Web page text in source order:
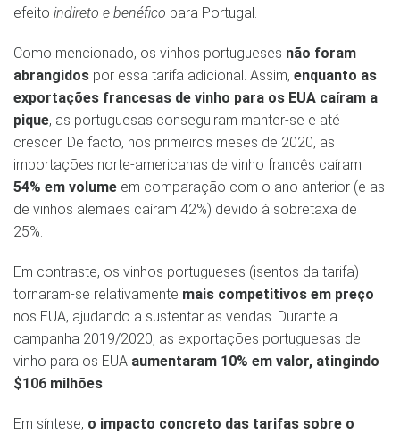
efeito indireto e benéfico para Portugal.
Como mencionado, os vinhos portugueses não foram
abrangidos por essa tarifa adicional​. Assim, enquanto as
exportações francesas de vinho para os EUA caíram a
pique, as portuguesas conseguiram manter-se e até
crescer. De facto, nos primeiros meses de 2020, as
importações norte-americanas de vinho francês caíram
54% em volume em comparação com o ano anterior (e as
de vinhos alemães caíram 42%) devido à sobretaxa de
25%.
Em contraste, os vinhos portugueses (isentos da tarifa)
tornaram-se relativamente mais competitivos em preço
nos EUA, ajudando a sustentar as vendas. Durante a
campanha 2019/2020, as exportações portuguesas de
vinho para os EUA aumentaram 10% em valor, atingindo
$106 milhões.​
Em síntese, o impacto concreto das tarifas sobre o